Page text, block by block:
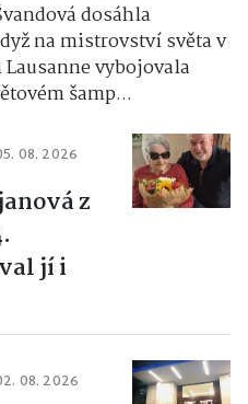
dosáhla
na mistrovství světa v
vybojovala
šamp...
08. 2026
z
jí i
08. 2026